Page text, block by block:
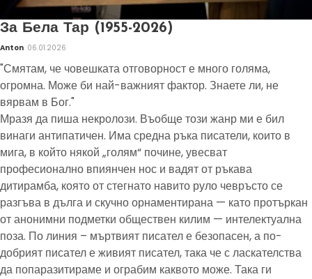
За Бела Тар (1955-2026)
Anton 06.01.2026
"Смятам, че човешката отговорност е много голяма,
огромна. Може би най-важният фактор. Знаете ли, не
вярвам в Бог."
Мразя да пиша некролози. Въобще този жанр ми е бил
винаги антипатичен. Има средна ръка писатели, които в
мига, в който някой „голям“ почине, увесват
професионално впиянчен нос и вадят от ръкава
дитирамба, която от стегнато навито руло чевръсто се
разгъва в дълга и скучно орнаментирана — като протъркан
от анонимни подметки обществен килим — интелектуална
поза. По линия – мъртвият писател е безопасен, а по-
добрият писател е живият писател, така че с ласкателства
да попаразитираме и ограбим каквото може. Така ги